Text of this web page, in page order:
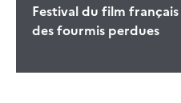
Festival du film français
des fourmis perdues